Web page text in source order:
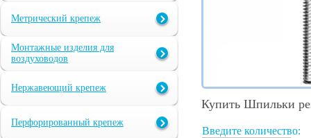
Метрический крепеж
Монтажные изделия для
воздуховодов
Нержавеющий крепеж
Перфорированный крепеж
Купить Шпильки
Введите количество: